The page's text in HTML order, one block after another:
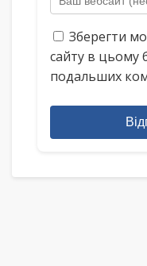
Зберегти
сайту в цьому
подальших